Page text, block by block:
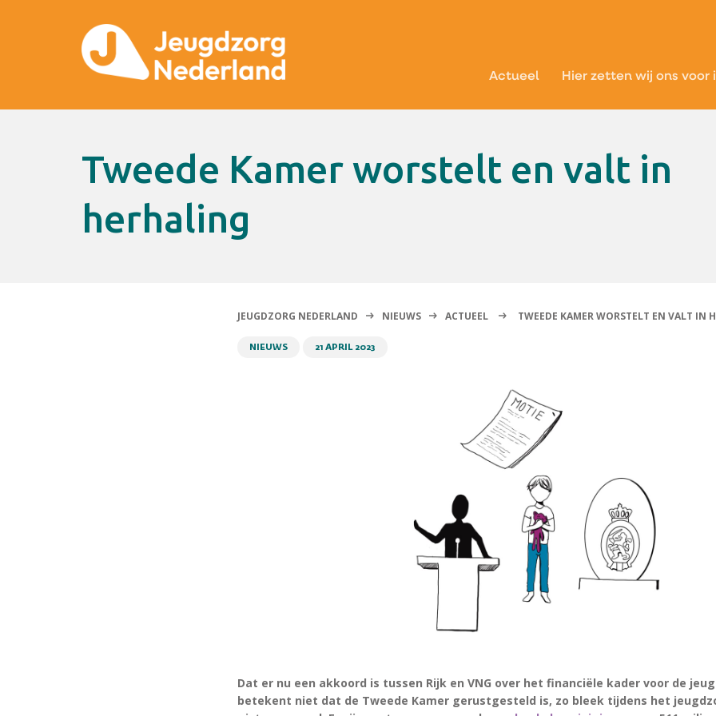
Actueel Hier zetten wij ons voor
Tweede Kamer worstelt en valt in
herhaling
JEUGDZORG NEDERLAND NIEUWS ACTUEEL TWEEDE KAMER WORSTELT EN VALT IN
NIEUWS 21 APRIL 2023
Dat er nu een akkoord is tussen Rijk en VNG over het financiële kader voor de
betekent niet dat de Tweede Kamer gerustgesteld is, zo bleek tijdens het